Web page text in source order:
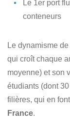
Le 1er port
conteneurs
Le dynamisme
qui croît chaque
moyenne) et son
étudiants (dont
filières, qui en font
France.